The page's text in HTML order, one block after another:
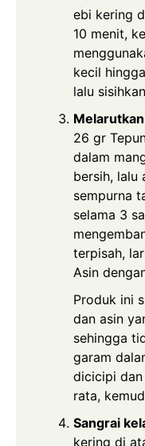
ebi kering
10 menit,
kecil
lalu
26 gr
dalam
bersih, lalu
sempurna
selama 3
terpisah,
Asin
Produk ini
dan asin
sehingga
garam
dicicipi
rata,
Sangrai
kering di